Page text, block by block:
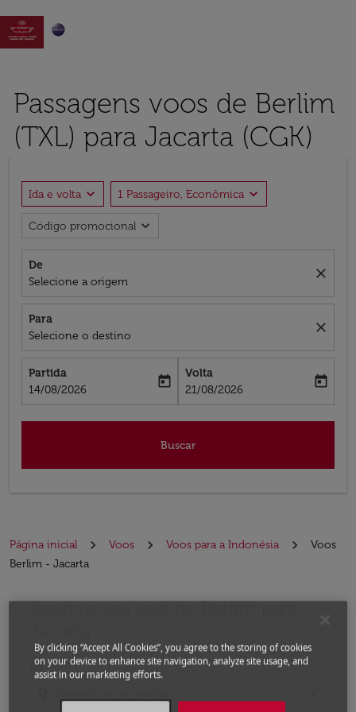

Passagens voos de Berlim
(TXL) para Jacarta (CGK)
Ida e volta expand_more 1 Passageiro, Econômica expand_more
Código promocional expand_more
De
Selecione a origem
close
Para
Selecione o destino
close
Partida
fc-booking-departure-date-aria-label
14/08/2026
today
Volta
fc-booking-return-date-aria-label
21/08/2026
today
Buscar
Página inicial Voos Voos para a Indonésia
Voos
Berlim - Jacarta
Reserve seu voo de Berlim para
De
Experimente atualizar a rota (partida e/ou destino)
By clicking “Accept All Cookies”, you agree to the storing of cookies
on your device to enhance site navigation, analyze site usage, and
assist in our marketing efforts.